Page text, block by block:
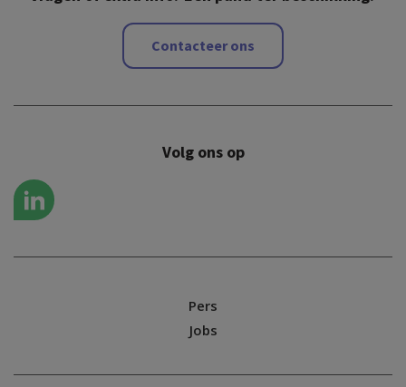
Contacteer ons
Volg ons op
Pers
Jobs